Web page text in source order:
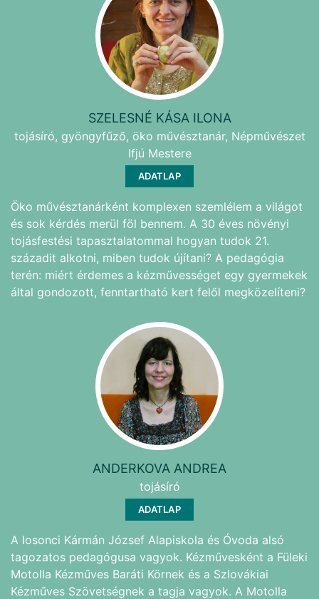
SZELESNÉ KÁSA ILONA
tojásíró, gyöngyfűző, öko művésztanár, Népművészet
Ifjú Mestere
ADATLAP
Öko művésztanárként komplexen szemlélem a világot
és sok kérdés merül föl bennem. A 30 éves növényi
tojásfestési tapasztalatommal hogyan tudok 21.
századit alkotni, miben tudok újítani? A pedagógia
terén: miért érdemes a kézművességet egy gyermekek
által gondozott, fenntartható kert felől megközelíteni?
ANDERKOVA ANDREA
tojásíró
ADATLAP
A losonci Kármán József Alapiskola és Óvoda alsó
tagozatos pedagógusa vagyok. Kézművesként a Füleki
Motolla Kézműves Baráti Körnek és a Szlovákiai
Kézműves Szövetségnek a tagja vagyok. A Motolla